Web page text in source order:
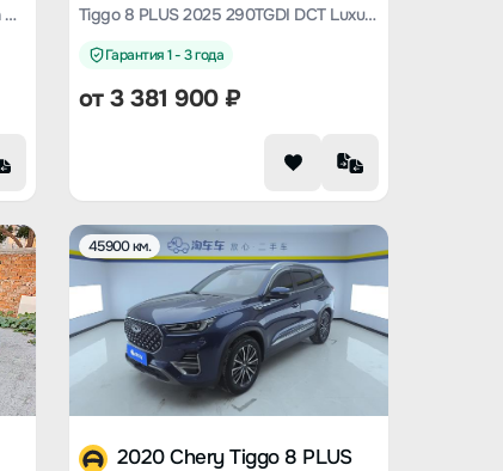
Tiggo 8 PLUS 2024 Champion Edition Kunpeng 290TGDI DCT Pride Edition 7 Seats Tiggo 8 PLUS 2025 290TGDI DCT Luxury
Гарантия 1 - 3 года
от3 381 900₽
45900 км.
2020 Chery Tiggo 8 PLUS